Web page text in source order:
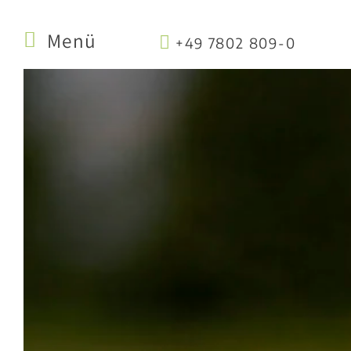
Menü +49 7802 809-0